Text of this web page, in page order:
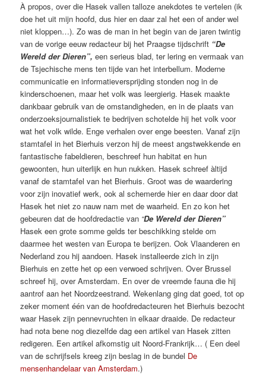
À propos, over die Hasek vallen talloze anekdotes te vertelen (ik
doe het uit mijn hoofd, dus hier en daar zal het een of ander wel
niet kloppen…). Zo was de man in het begin van de jaren twintig
van de vorige eeuw redacteur bij het Praagse tijdschrift “De
Wereld der Dieren”, een serieus blad, ter lering en vermaak van
de Tsjechische mens ten tijde van het interbellum. Moderne
communicatie en informatieversprijding stonden nog in de
kinderschoenen, maar het volk was leergierig. Hasek maakte
dankbaar gebruik van de omstandigheden, en in de plaats van
onderzoeksjournalistiek te bedrijven schotelde hij het volk voor
wat het volk wilde. Enge verhalen over enge beesten. Vanaf zijn
stamtafel in het Bierhuis verzon hij de meest angstwekkende en
fantastische fabeldieren, beschreef hun habitat en hun
gewoonten, hun uiterlijk en hun nukken. Hasek schreef àltijd
vanaf de stamtafel van het Bierhuis. Groot was de waardering
voor zijn inovatief werk, ook al schemerde hier en daar door dat
Hasek het niet zo nauw nam met de waarheid. En zo kon het
gebeuren dat de hoofdredactie van “De Wereld der Dieren”
Hasek een grote somme gelds ter beschikking stelde om
daarmee het westen van Europa te berijzen. Ook Vlaanderen en
Nederland zou hij aandoen. Hasek installeerde zich in zijn
Bierhuis en zette het op een verwoed schrijven. Over Brussel
schreef hij, over Amsterdam. En over de vreemde fauna die hij
aantrof aan het Noordzeestrand. Wekenlang ging dat goed, tot op
zeker moment één van de hoofdredacteuren het Bierhuis bezocht
waar Hasek zijn pennevruchten in elkaar draaide. De redacteur
had nota bene nog diezelfde dag een artikel van Hasek zitten
redigeren. Een artikel afkomstig uit Noord-Frankrijk… ( Een deel
van de schrijfsels kreeg zijn beslag in de bundel De
mensenhandelaar van Amsterdam.)